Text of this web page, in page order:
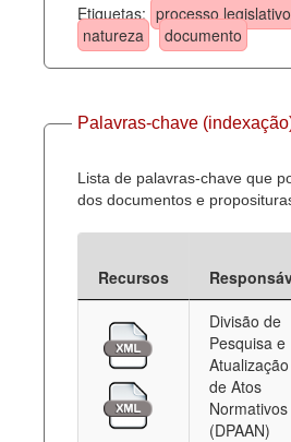
Etiquetas: processo legislativo
natureza
documento
Palavras-chave
Lista de palavras-chave que
dos documentos e
Recursos
Divisão de
Pesquisa e
Atualização
de Atos
Normativos
(DPAAN)